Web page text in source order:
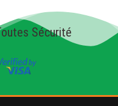
Sécurité